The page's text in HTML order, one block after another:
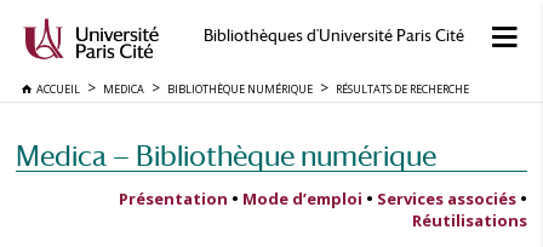
Bibliothèques d'Université Paris Cité
ACCUEIL MEDICA BIBLIOTHÈQUE NUMÉRIQUE RÉSULTATS DE RECHERCHE
Medica — Bibliothèque numérique
Présentation • Mode d’emploi • Services associés •
Réutilisations